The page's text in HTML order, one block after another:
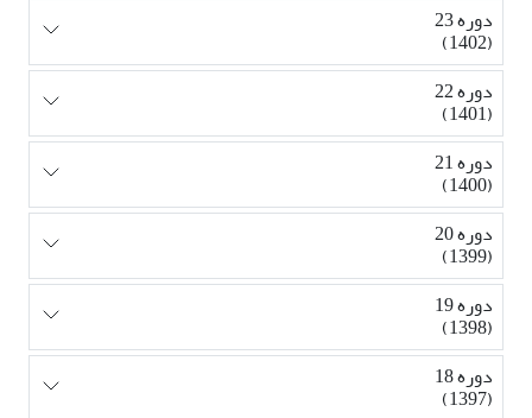
دوره 23
(1402)
دوره 22
(1401)
دوره 21
(1400)
دوره 20
(1399)
دوره 19
(1398)
دوره 18
(1397)